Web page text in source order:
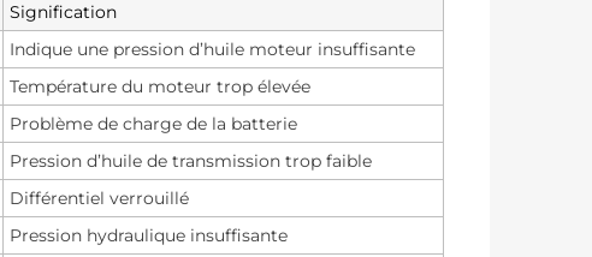
Signification
Indique une pression d’huile moteur insuffisante
Température du moteur trop élevée
Problème de charge de la batterie
Pression d’huile de transmission trop faible
Différentiel verrouillé
Pression hydraulique insuffisante